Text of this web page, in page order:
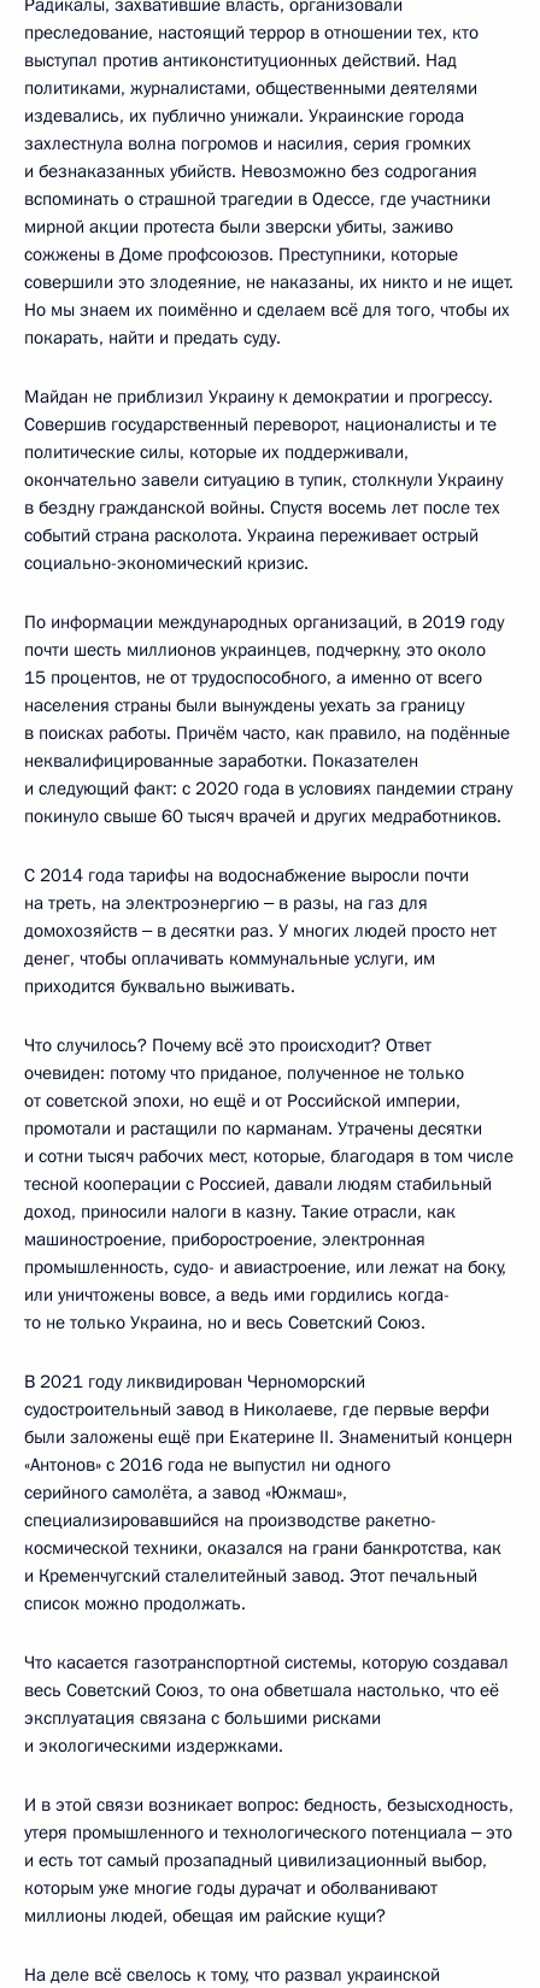
преследование, настоящий террор в отношении тех, кто
выступал против антиконституционных действий. Над
политиками, журналистами, общественными деятелями
издевались, их публично унижали. Украинские города
захлестнула волна погромов и насилия, серия громких
и безнаказанных убийств. Невозможно без содрогания
вспоминать о страшной трагедии в Одессе, где участники
мирной акции протеста были зверски убиты, заживо
сожжены в Доме профсоюзов. Преступники, которые
совершили это злодеяние, не наказаны, их никто и не ищет.
Но мы знаем их поимённо и сделаем всё для того, чтобы их
покарать, найти и предать суду.
Майдан не приблизил Украину к демократии и прогрессу.
Совершив государственный переворот, националисты и те
политические силы, которые их поддерживали,
окончательно завели ситуацию в тупик, столкнули Украину
в бездну гражданской войны. Спустя восемь лет после тех
событий страна расколота. Украина переживает острый
социально-экономический кризис.
По информации международных организаций, в 2019 году
почти шесть миллионов украинцев, подчеркну, это около
15 процентов, не от трудоспособного, а именно от всего
населения страны были вынуждены уехать за границу
в поисках работы. Причём часто, как правило, на подённые
неквалифицированные заработки. Показателен
и следующий факт: с 2020 года в условиях пандемии страну
покинуло свыше 60 тысяч врачей и других медработников.
С 2014 года тарифы на водоснабжение выросли почти
на треть, на электроэнергию ‒ в разы, на газ для
домохозяйств ‒ в десятки раз. У многих людей просто нет
денег, чтобы оплачивать коммунальные услуги, им
приходится буквально выживать.
Что случилось? Почему всё это происходит? Ответ
очевиден: потому что приданое, полученное не только
от советской эпохи, но ещё и от Российской империи,
промотали и растащили по карманам. Утрачены десятки
и сотни тысяч рабочих мест, которые, благодаря в том числе
тесной кооперации с Россией, давали людям стабильный
доход, приносили налоги в казну. Такие отрасли, как
машиностроение, приборостроение, электронная
промышленность, судо- и авиастроение, или лежат на боку,
или уничтожены вовсе, а ведь ими гордились когда-
то не только Украина, но и весь Советский Союз.
В 2021 году ликвидирован Черноморский
судостроительный завод в Николаеве, где первые верфи
были заложены ещё при Екатерине II. Знаменитый концерн
«Антонов» с 2016 года не выпустил ни одного
серийного самолёта, а завод «Южмаш»,
специализировавшийся на производстве ракетно-
космической техники, оказался на грани банкротства, как
и Кременчугский сталелитейный завод. Этот печальный
список можно продолжать.
Что касается газотранспортной системы, которую создавал
весь Советский Союз, то она обветшала настолько, что её
эксплуатация связана с большими рисками
и экологическими издержками.
И в этой связи возникает вопрос: бедность, безысходность,
утеря промышленного и технологического потенциала ‒ это
и есть тот самый прозападный цивилизационный выбор,
которым уже многие годы дурачат и оболванивают
миллионы людей, обещая им райские кущи?
На деле всё свелось к тому, что развал украинской